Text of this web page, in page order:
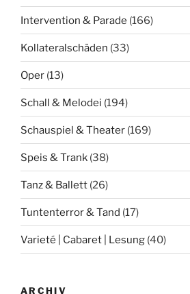
Intervention & Parade (166)
Kollateralschäden (33)
Oper (13)
Schall & Melodei (194)
Schauspiel & Theater (169)
Speis & Trank (38)
Tanz & Ballett (26)
Tuntenterror & Tand (17)
Varieté | Cabaret | Lesung (40)
ARCHIV